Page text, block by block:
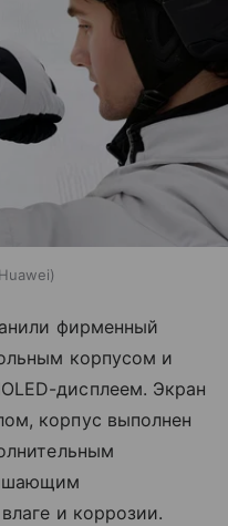
Huawei
фирменный
корпусом и
дисплеем. Экран
корпус выполнен
и коррозии.